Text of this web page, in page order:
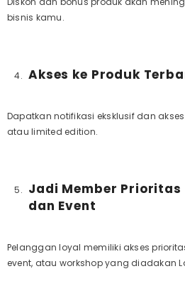
bisnis kamu.
Akses ke Produk
Dapatkan notifikasi eksklusif dan
ataulimited edition.
Jadi Member
dan Event
Pelanggan loyal memiliki akses
event, atau workshop yang diadakan